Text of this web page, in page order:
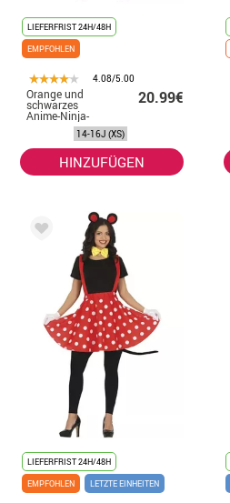
LIEFERFRIST 24H/48H
EMPFOHLEN
4.08/5.00
Orange und
schwarzes
Anime-Ninja-
Kostüm für
20.99€
14-16J (XS)
HINZUFÜGEN
LIEFERFRIST 24H/48H
EMPFOHLEN
LETZTE EINHEITEN